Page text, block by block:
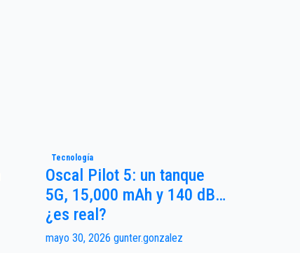
Tecnología
Oscal Pilot 5: un tanque
5G, 15,000 mAh y 140 dB…
¿es real?
mayo 30, 2026 gunter.gonzalez